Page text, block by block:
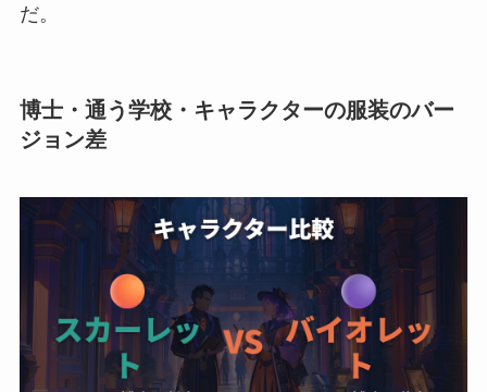
だ。
博士・通う学校・キャラクターの服装のバー
ジョン差